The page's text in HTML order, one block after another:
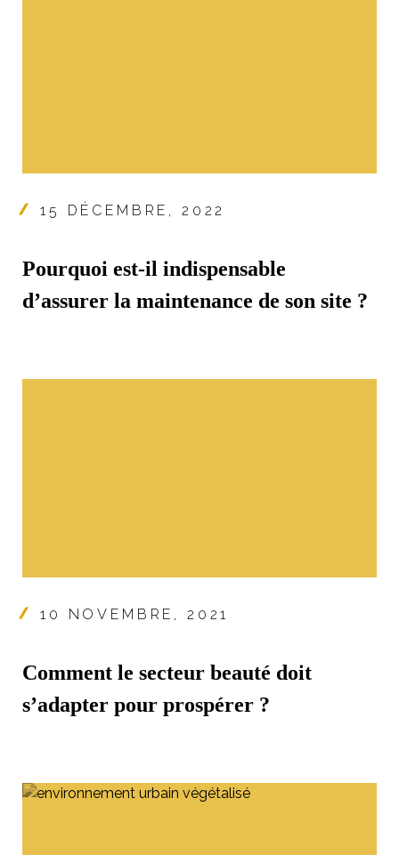
15 DÉCEMBRE, 2022
Pourquoi est-il indispensable
d’assurer la maintenance de son site ?
10 NOVEMBRE, 2021
Comment le secteur beauté doit
s’adapter pour prospérer ?